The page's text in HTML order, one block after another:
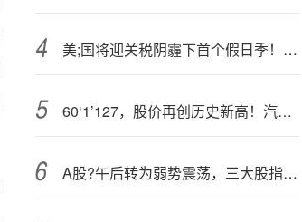
美;国将迎关税阴霾下首个假日季！万事达卡预测：今年购物增长将放缓
60‘1’127，股价再创历史新高！汽车板块集体爆发
A股?午后转为弱势震荡，三大股指小幅低收：半导体回调，两市成交1.7万亿元